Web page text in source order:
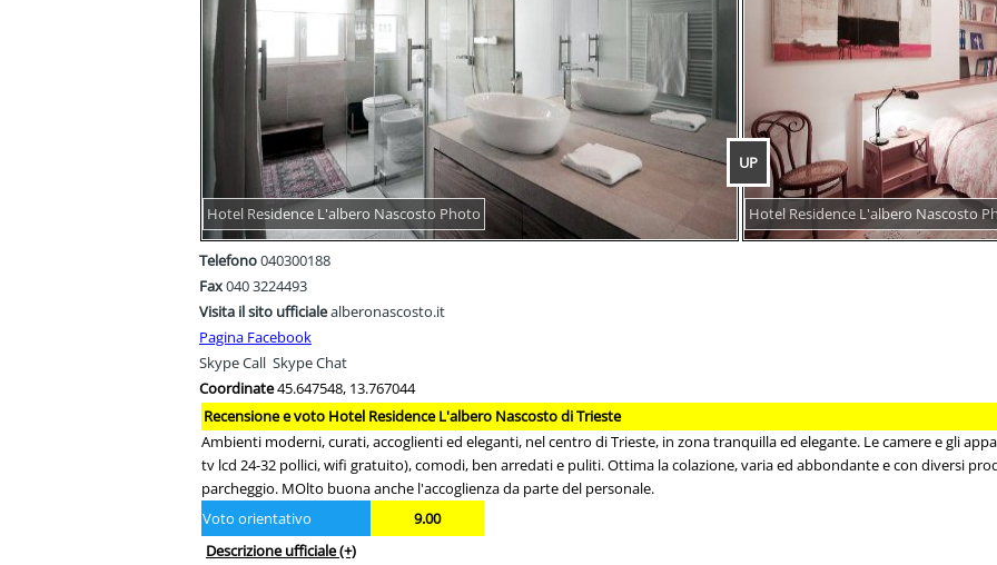
UP
Hotel Residence L'albero Nascosto Photo Hotel Residence L'albero Nascosto
Telefono040300188
Fax040 3224493
Visita il sito ufficialealberonascosto.it
Pagina Facebook
Skype Call Skype Chat
Coordinate45.647548, 13.767044
Recensione e voto Hotel Residence L'albero Nascosto di Trieste
Ambienti moderni, curati, accoglienti ed eleganti, nel centro di Trieste, in zona tranquilla ed elegante. Le camere e gli
tv lcd 24-32 pollici, wifi gratuito), comodi, ben arredati e puliti. Ottima la colazione, varia ed abbondante e con diversi
parcheggio. MOlto buona anche l'accoglienza da parte del personale.
Voto orientativo
9.00
Descrizione ufficiale(+)